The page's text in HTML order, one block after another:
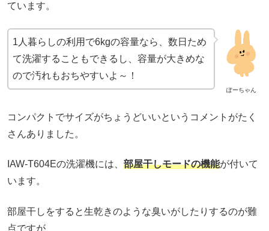
ています。
ぽーちゃん
1人暮らしの利用で6kgの容量なら、数日ため
て洗濯することもできるし、容量が大きめな
ので汚れもおちやすいよ～！
コンパクトでサイズがちょうどいいというコメントがたく
さんありました。
IAW-T604Eの洗濯機には、 部屋干しモードの機能が付いて
います。
部屋干しをすると生乾きのような臭いがしたりするのが難
点ですが